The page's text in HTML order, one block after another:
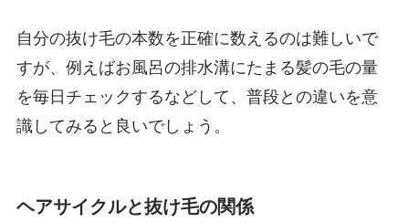
自分の抜け毛の本数を正確に数えるのは難しいで
すが、例えばお風呂の排水溝にたまる髪の毛の量
を毎日チェックするなどして、普段との違いを意
識してみると良いでしょう。
ヘアサイクルと抜け毛の関係